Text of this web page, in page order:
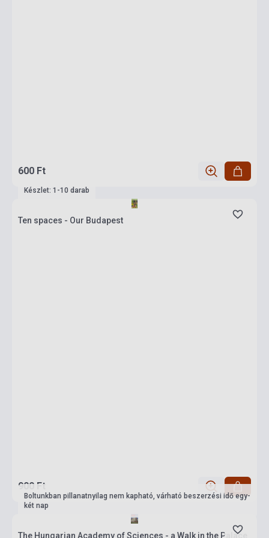
600 Ft
Készlet: 1-10 darab
Ten spaces - Our Budapest
900 Ft
Boltunkban pillanatnyilag nem kapható, várható beszerzési idő egy-
két nap
The Hungarian Academy of Sciences - a Walk in the Palace